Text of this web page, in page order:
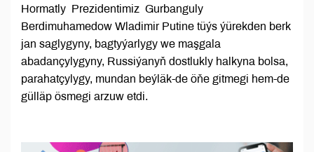
Hormatly Prezidentimiz Gurbanguly
Berdimuhamedow Wladimir Putine tüýs ýürekden berk
jan saglygyny, bagtyýarlygy we maşgala
abadançylygyny, Russiýanyň dostlukly halkyna bolsa,
parahatçylygy, mundan beýläk-de öňe gitmegi hem-de
gülläp ösmegi arzuw etdi.